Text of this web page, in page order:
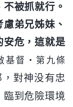
被抓就行。
弟兄姊妹、
安危，這就是
基督・第九條
對神没有忠
到危險環境